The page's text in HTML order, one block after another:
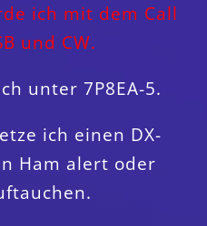
ich mit dem Call
und CW.
unter 7P8EA-5.
ich einen DX-
Ham alert oder